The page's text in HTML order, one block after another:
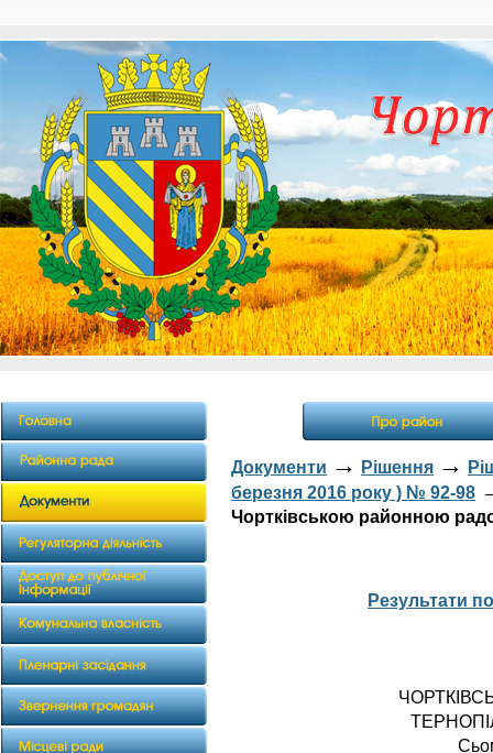
Документи → Рішення →
березня 2016 року ) № 92-98
Чортківською районною
Результати